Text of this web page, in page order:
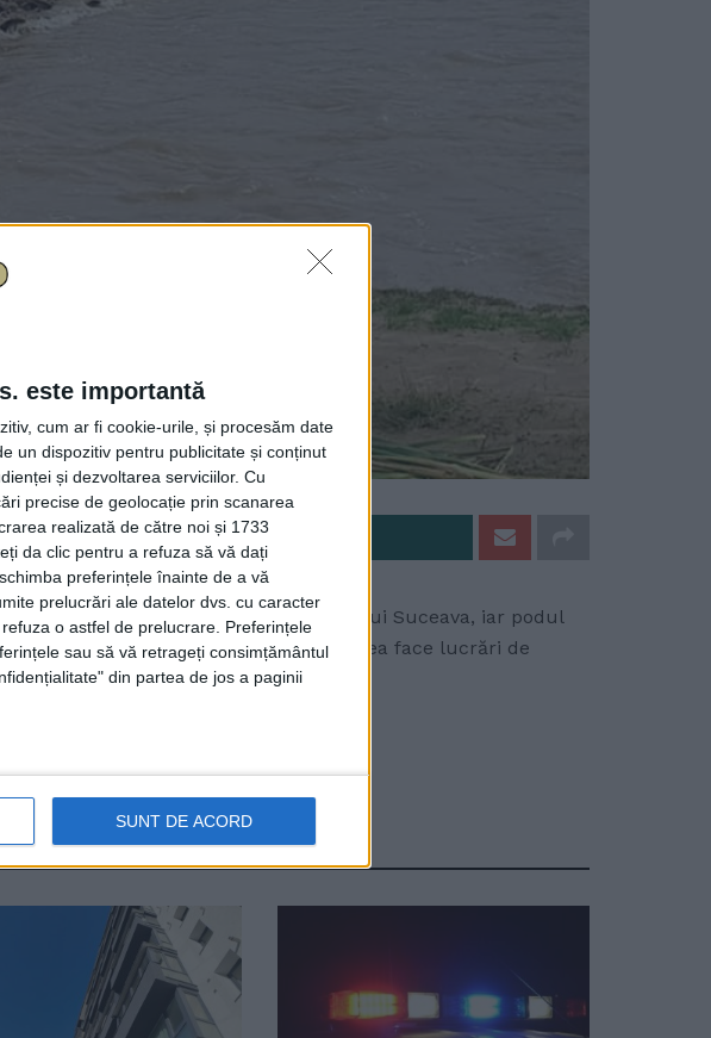
este importantă
cum ar fi cookie-urile, și procesăm date
un dispozitiv pentru publicitate și conținut
și dezvoltarea serviciilor. Cu
precise de geolocație prin scanarea
realizată de către noi și 1733
da clic pentru a refuza să vă dați
preferințele înainte de a vă
prelucrări ale datelor dvs. cu caracter
o astfel de prelucrare. Preferințele
sau să vă retrageți consimțământul
din partea de jos a paginii
SUNT DE ACORD
Trimite pe Whatsapp
că, azi-noapte, a crescut debitul rîului Suceava, iar podul
tuburi a fost realizat pentru a se putea face lucrări de